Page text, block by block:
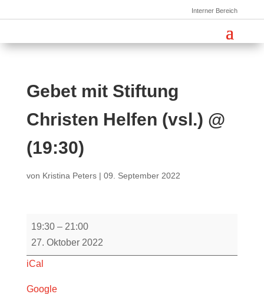
Interner Bereich
Gebet mit Stiftung
Christen Helfen (vsl.) @
(19:30)
von Kristina Peters| 09. September 2022
Gebet
mit
Stiftung
Christen
Helfen
19:30 – 21:00
27. Oktober 2022
iCal
Google